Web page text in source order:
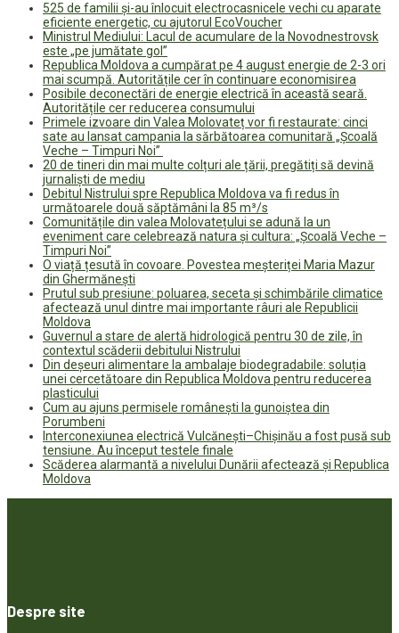
525 de familii și-au înlocuit electrocasnicele vechi cu aparate
eficiente energetic, cu ajutorul EcoVoucher
Ministrul Mediului: Lacul de acumulare de la Novodnestrovsk
este „pe jumătate gol”
Republica Moldova a cumpărat pe 4 august energie de 2-3 ori
mai scumpă. Autoritățile cer în continuare economisirea
Posibile deconectări de energie electrică în această seară.
Autoritățile cer reducerea consumului
Primele izvoare din Valea Molovateț vor fi restaurate: cinci
sate au lansat campania la sărbătoarea comunitară „Școală
Veche – Timpuri Noi”
20 de tineri din mai multe colțuri ale țării, pregătiți să devină
jurnaliști de mediu
Debitul Nistrului spre Republica Moldova va fi redus în
următoarele două săptămâni la 85 m³/s
Comunitățile din valea Molovatețului se adună la un
eveniment care celebrează natura și cultura: „Școală Veche –
Timpuri Noi”
O viață țesută în covoare. Povestea meșteriței Maria Mazur
din Ghermănești
Prutul sub presiune: poluarea, seceta și schimbările climatice
afectează unul dintre mai importante râuri ale Republicii
Moldova
Guvernul a stare de alertă hidrologică pentru 30 de zile, în
contextul scăderii debitului Nistrului
Din deșeuri alimentare la ambalaje biodegradabile: soluția
unei cercetătoare din Republica Moldova pentru reducerea
plasticului
Cum au ajuns permisele românești la gunoiștea din
Porumbeni
Interconexiunea electrică Vulcănești–Chișinău a fost pusă sub
tensiune. Au început testele finale
Scăderea alarmantă a nivelului Dunării afectează și Republica
Moldova
Despre site